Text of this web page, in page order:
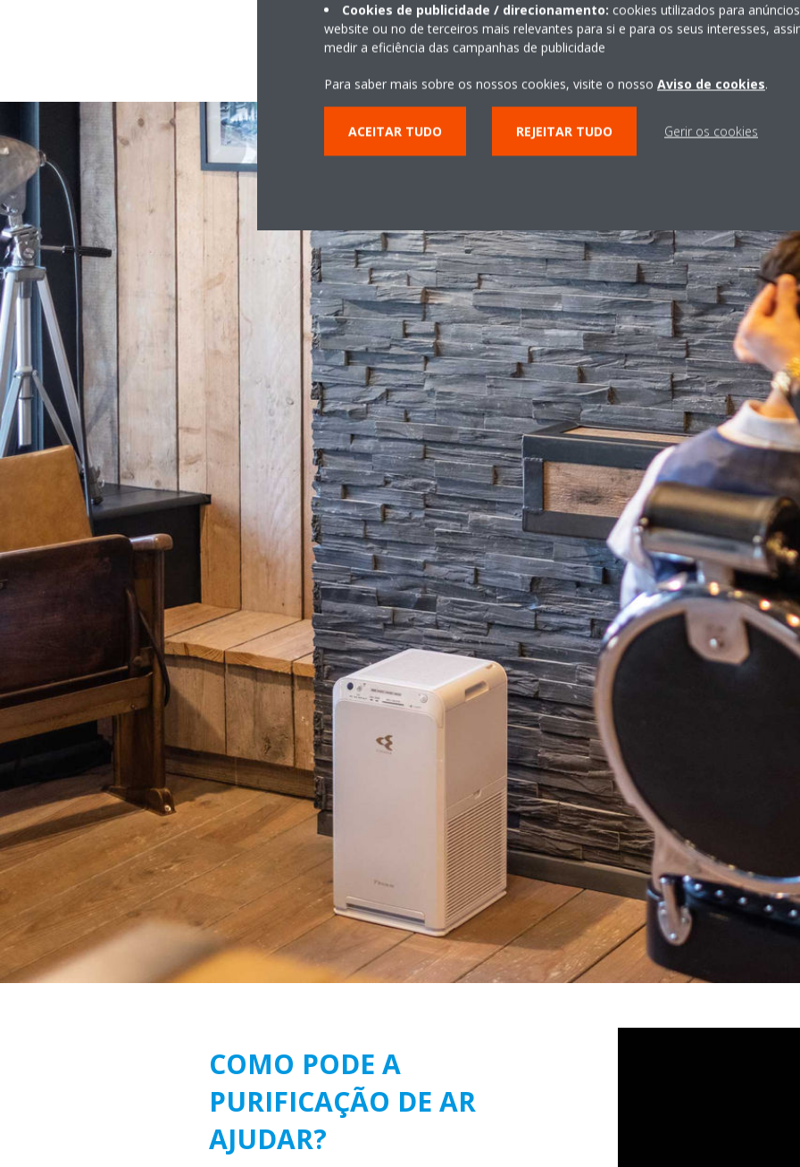
COMO PODE A
PURIFICAÇÃO DE AR
AJUDAR?
Cookies de publicidade / direcionamento: cookies utilizados para
website ou no de terceiros mais relevantes para si e para os seus interesses,
medir a eficiência das campanhas de publicidade
Para saber mais sobre os nossos cookies, visite o nosso Aviso de cookies.
ACEITAR TUDO REJEITAR TUDO Gerir os cookies